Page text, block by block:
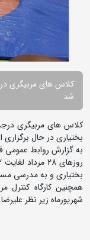
کلاس های مربیگری در
شد
بختیاری در حال
بختیاری و به مدرسی
شهریورماه زیر نظر